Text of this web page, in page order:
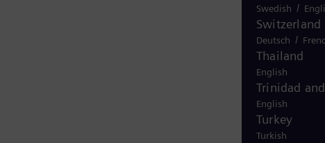
Swedish /
Switzerland
Deutsch /
Thailand
English
Trinidad
English
Turkey
Turkish